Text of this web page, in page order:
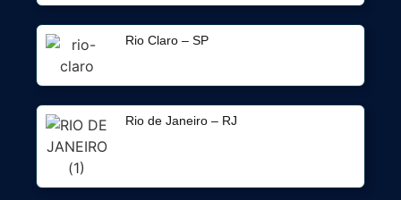
Rio Claro – SP
Rio de Janeiro – RJ